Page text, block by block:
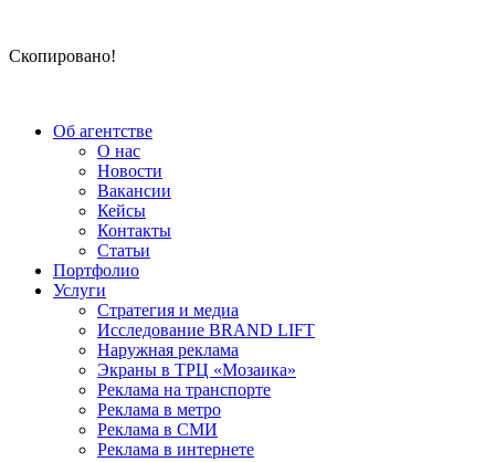
Скопировано!
Об агентстве
О нас
Новости
Вакансии
Кейсы
Контакты
Статьи
Портфолио
Услуги
Стратегия и медиа
Исследование BRAND LIFT
Наружная реклама
Экраны в ТРЦ «Мозаика»
Реклама на транспорте
Реклама в метро
Реклама в СМИ
Реклама в интернете